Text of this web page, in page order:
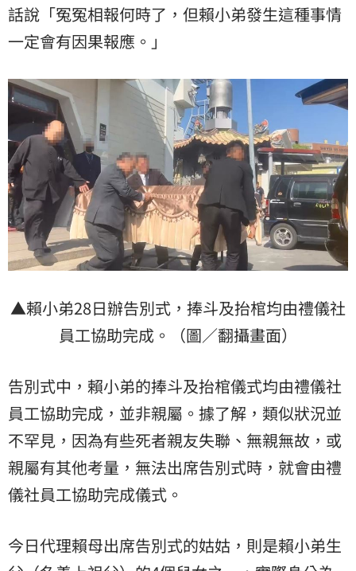
話說「冤冤相報何時了，但賴小弟發生這種事情
一定會有因果報應。」
▲賴小弟28日辦告別式，捧斗及抬棺均由禮儀社
員工協助完成。（圖／翻攝畫面）
告別式中，賴小弟的捧斗及抬棺儀式均由禮儀社
員工協助完成，並非親屬。據了解，類似狀況並
不罕見，因為有些死者親友失聯、無親無故，或
親屬有其他考量，無法出席告別式時，就會由禮
儀社員工協助完成儀式。
今日代理賴母出席告別式的姑姑，則是賴小弟生